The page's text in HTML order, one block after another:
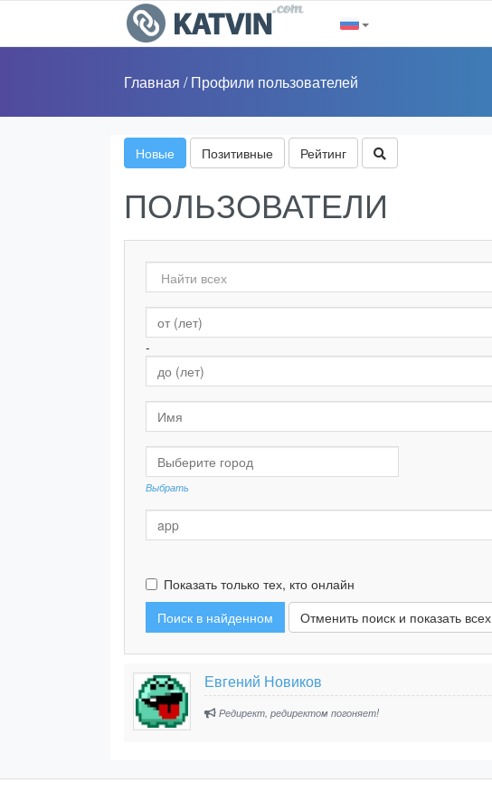
Главная /Профили пользователей
Новые Позитивные Рейтинг
ПОЛЬЗОВАТЕЛИ
-
Выбрать
Показать только тех, кто онлайн
Отменить поиск и показать всех
Евгений Новиков
Редирект, редиректом погоняет!